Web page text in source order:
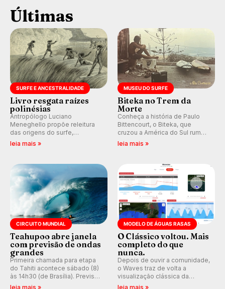
Últimas
SURFE E ANCESTRALIDADE
Livro resgata raízes
polinésias
Antropólogo Luciano
Meneghello propõe releitura
das origens do surfe,
resgatando a cultura polinésia
prática em esporte e indústria.
leia mais »
MUSEU DO SURFE
Biteka no Trem da
Morte
Conheça a história de Paulo
Bittencourt, o Biteka, que
cruzou a América do Sul rumo
ao Pacífico em uma jornada
leia mais »
CIRCUITO MUNDIAL
Teahupoo abre janela
com previsão de ondas
grandes
Primeira chamada para etapa
do Tahiti acontece sábado (8)
às 14h30 (de Brasília). Previsão
indica swell consistente.
leia mais »
MODELO DE ÁGUAS RASAS
O Clássico voltou. Mais
completo do que
nunca.
Depois de ouvir a comunidade,
o Waves traz de volta a
visualização clássica da
previsão de águas rasas,
leia mais »